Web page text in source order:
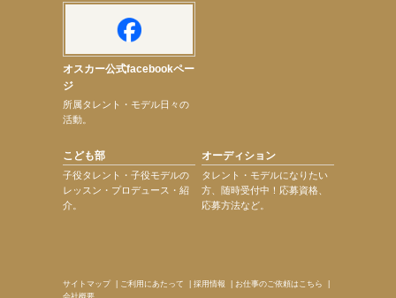
オスカー公式facebookペー
ジ
所属タレント・モデル日々の
活動。
こども部
子役タレント・子役モデルの
レッスン・プロデュース・紹
介。
オーディション
タレント・モデルになりたい
方、随時受付中！応募資格、
応募方法など。
サイトマップ| ご利用にあたって 採用情報 お仕事のご依頼はこちら